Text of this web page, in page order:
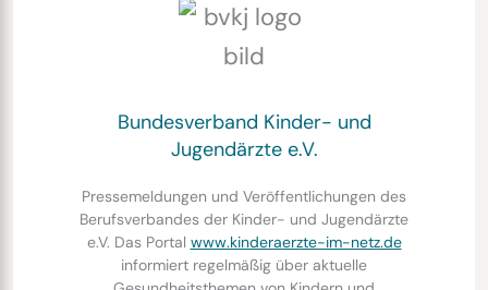
Bundesverband Kinder- und
Jugendärzte e.V.
Pressemeldungen und Veröffentlichungen des
Berufsverbandes der Kinder- und Jugendärzte
e.V. Das Portal www.kinderaerzte-im-netz.de
informiert regelmäßig über aktuelle